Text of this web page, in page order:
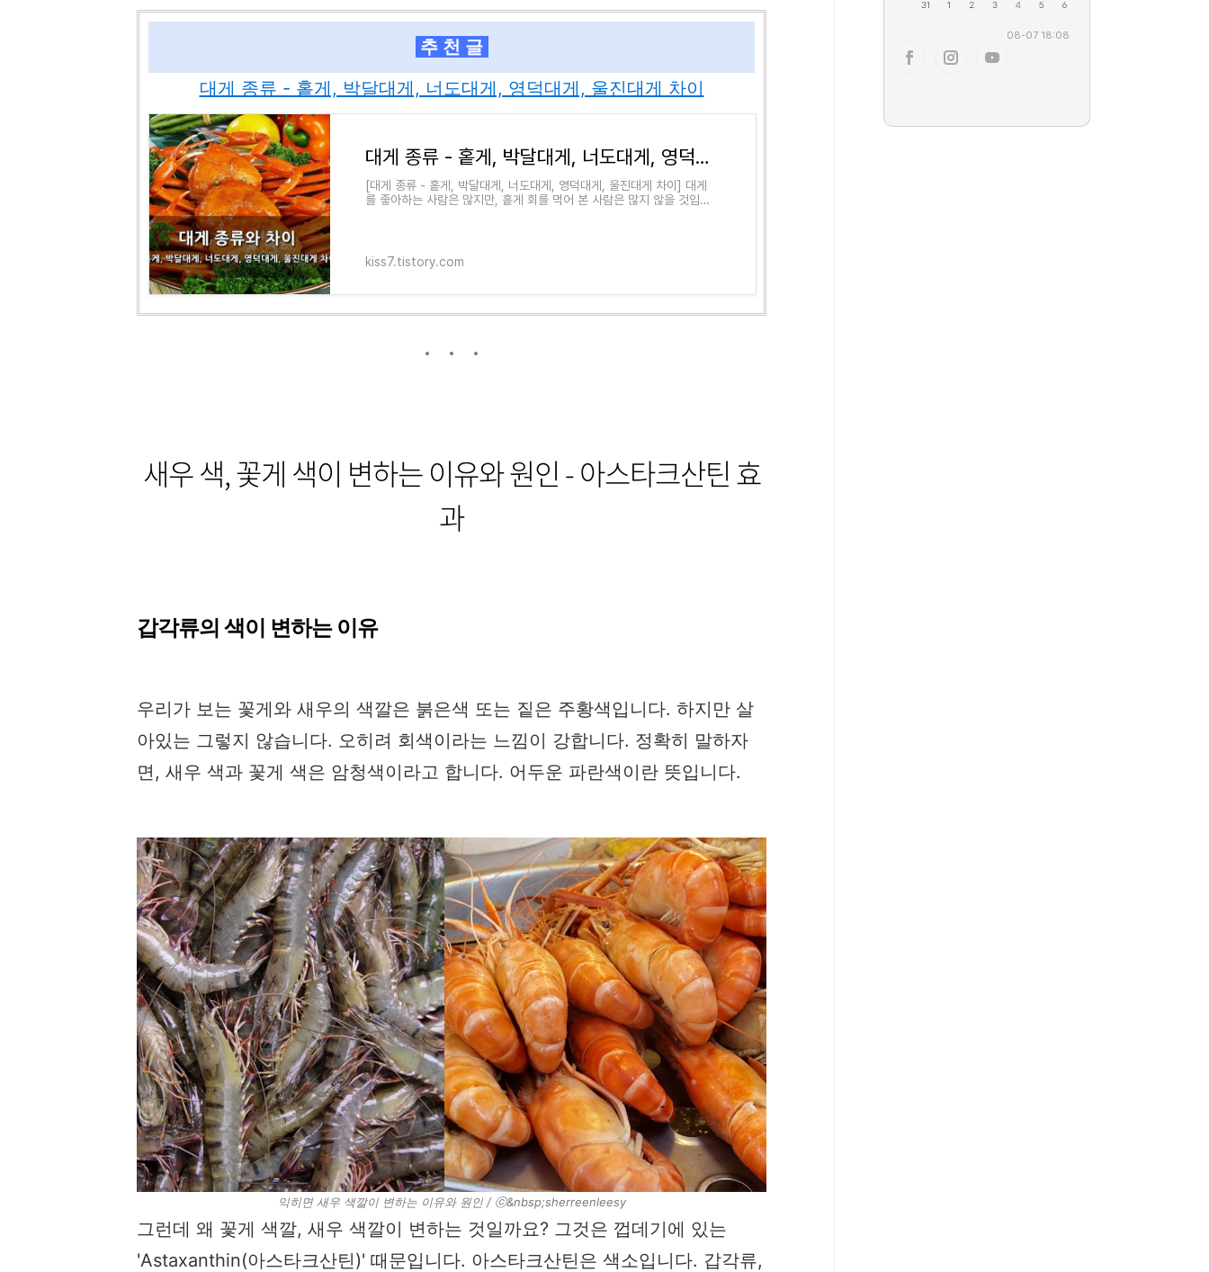
추 천 글
대게 종류 - 홑게, 박달대게, 너도대게, 영덕대게, 울진대게 차이
대게 종류 - 홑게, 박달대게, 너도대게, 영덕대게, 울진대게 차이
[대게 종류 - 홑게, 박달대게, 너도대게, 영덕대게, 울진대게 차이] 대게
를 좋아하는 사람은 많지만, 홑게 회를 먹어 본 사람은 많지 않을 것입니
kiss7.tistory.com
새우 색, 꽃게 색이 변하는 이유와 원인 - 아스타크산틴 효
과
갑각류의 색이 변하는 이유
우리가 보는 꽃게와 새우의 색깔은 붉은색 또는 짙은 주황색입니다. 하지만 살
아있는 그렇지 않습니다. 오히려 회색이라는 느낌이 강합니다. 정확히 말하자
면, 새우 색과 꽃게 색은 암청색이라고 합니다. 어두운 파란색이란 뜻입니다.
익히면 새우 색깔이 변하는 이유와 원인 / ⓒ&nbsp;sherreenleesy
그런데 왜 꽃게 색깔, 새우 색깔이 변하는 것일까요? 그것은 껍데기에 있는
'Astaxanthin(아스타크산틴)' 때문입니다. 아스타크산틴은 색소입니다. 갑각류,
08-07 18:08